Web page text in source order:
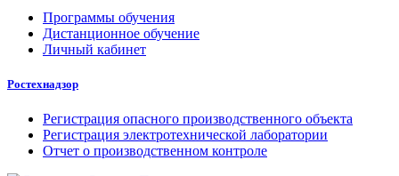
Программы обучения
Дистанционное обучение
Личный кабинет
Ростехнадзор
Регистрация опасного производственного объекта
Регистрация электротехнической лаборатории
Отчет о производственном контроле